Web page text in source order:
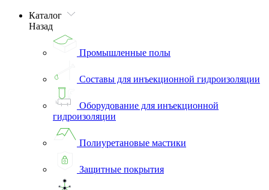
Каталог
Назад
Промышленные полы
Составы для инъекционной гидроизоляции
Оборудование для инъекционной
гидроизоляции
Полиуретановые мастики
Защитные покрытия